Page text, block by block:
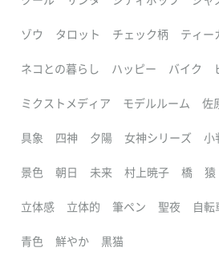
ゾウ タロット チェック柄 ティー
ネコとの暮らし ハッピー バイク
ミクストメディア モデルルーム 佐
具象 四神 夕陽 女神シリーズ 小
景色 朝日 未来 村上暁子 橋 猿
立体感 立体的 筆ペン 聖夜 自転
青色 鮮やか 黒猫